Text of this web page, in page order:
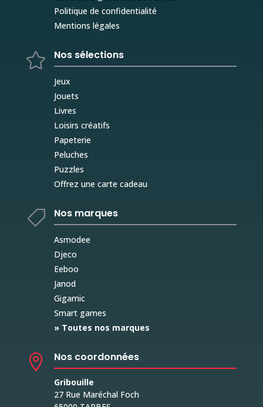
Politique de confidentialité
Mentions légales
 Nos sélections
Jeux
Jouets
Livres
Loisirs créatifs
Papeterie
Peluches
Puzzles
Offrez une carte cadeau
 Nos marques
Asmodee
Djeco
Eeboo
Janod
Gigamic
Smart games
» Toutes nos marques
 Nos coordonnées
Gribouille
27 Rue Maréchal Foch